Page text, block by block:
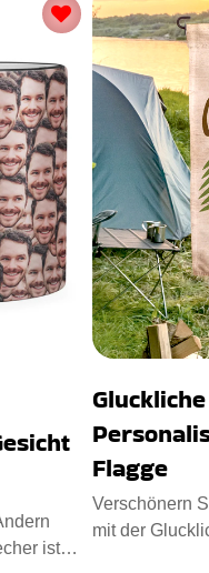
ist
Flagge
Verschönern
mit der